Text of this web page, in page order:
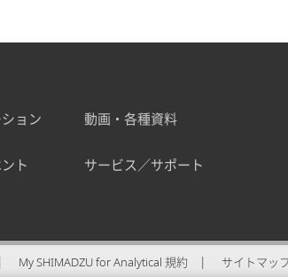
ョン 動画・各種資料
ト サービス／サポート
My SHIMADZU for Analytical 規約 サイトマッ